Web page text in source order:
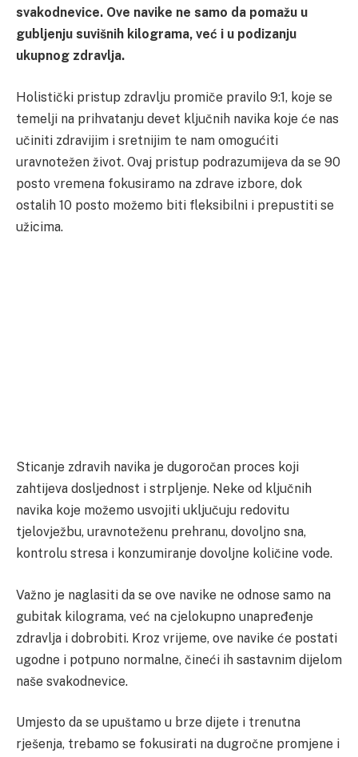
svakodnevice. Ove navike ne samo da pomažu u
gubljenju suvišnih kilograma, već i u podizanju
ukupnog zdravlja.
Holistički pristup zdravlju promiče pravilo 9:1, koje se
temelji na prihvatanju devet ključnih navika koje će nas
učiniti zdravijim i sretnijim te nam omogućiti
uravnotežen život. Ovaj pristup podrazumijeva da se 90
posto vremena fokusiramo na zdrave izbore, dok
ostalih 10 posto možemo biti fleksibilni i prepustiti se
užicima.
Sticanje zdravih navika je dugoročan proces koji
zahtijeva dosljednost i strpljenje. Neke od ključnih
navika koje možemo usvojiti uključuju redovitu
tjelovježbu, uravnoteženu prehranu, dovoljno sna,
kontrolu stresa i konzumiranje dovoljne količine vode.
Važno je naglasiti da se ove navike ne odnose samo na
gubitak kilograma, već na cjelokupno unapređenje
zdravlja i dobrobiti. Kroz vrijeme, ove navike će postati
ugodne i potpuno normalne, čineći ih sastavnim dijelom
naše svakodnevice.
Umjesto da se upuštamo u brze dijete i trenutna
rješenja, trebamo se fokusirati na dugročne promjene i